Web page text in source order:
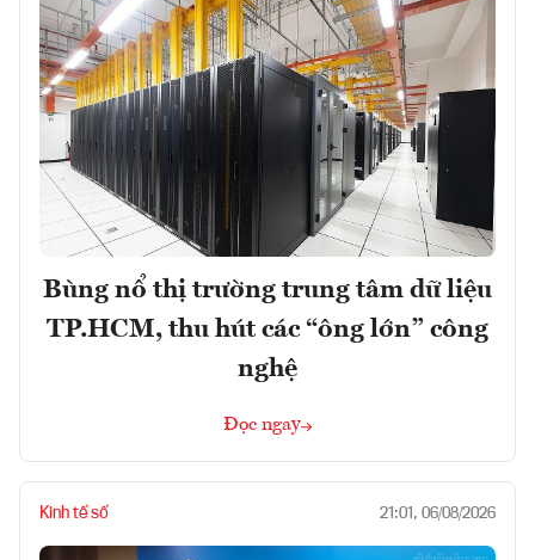
Bùng nổ thị trường trung tâm dữ liệu
TP.HCM, thu hút các “ông lớn” công
nghệ
Đọc ngay
Kinh tế số 21:01, 06/08/2026